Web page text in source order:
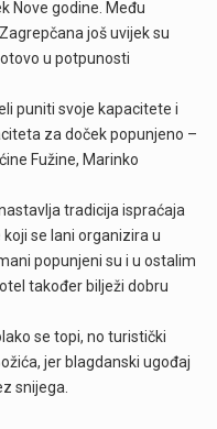
Nove godine. Među
još uvijek su
u potpunosti
puniti svoje kapacitete i
za doček popunjeno –
Fužine, Marinko
tradicija ispraćaja
se lani organizira u
popunjeni su i u ostalim
također bilježi dobru
se topi, no turistički
jer blagdanski ugođaj
snijega.